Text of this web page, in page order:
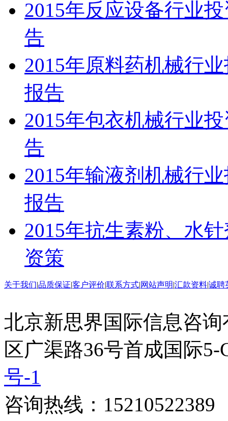
2015年反应设备行业
告
2015年原料药机械行
报告
2015年包衣机械行业
告
2015年输液剂机械行
报告
2015年抗生素粉、水
资策
关于我们|品质保证|客户评价|联系方式|网站声明|汇款资料|诚聘
北京新思界国际信息咨
区广渠路36号首成国际
号-1
咨询热线：